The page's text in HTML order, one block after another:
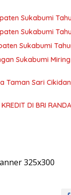
Sukabumi
Sukabumi
Sukabumi
Sukabumi
Taman Sari
DI BRI